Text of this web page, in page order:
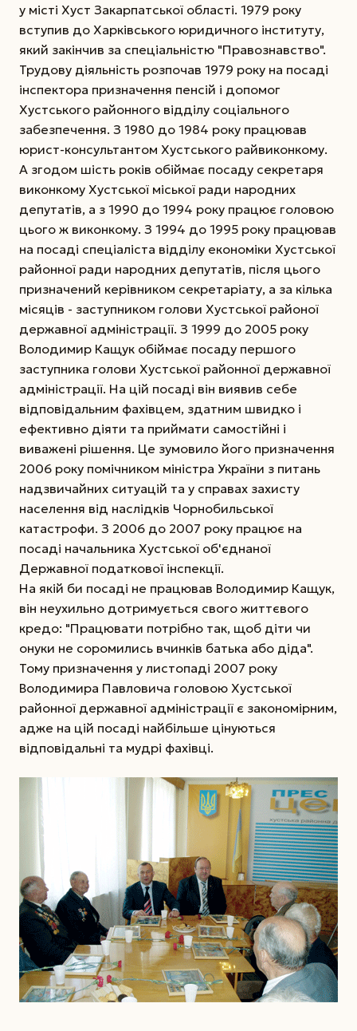
у місті Хуст Закарпатської області. 1979 року
вступив до Харківського юридичного інституту,
який закінчив за спеціальністю "Правознавство".
Трудову діяльність розпочав 1979 року на посаді
інспектора призначення пенсій і допомог
Хустського районного відділу соціального
забезпечення. З 1980 до 1984 року працював
юрист-консультантом Хустського райвиконкому.
А згодом шість років обіймає посаду секретаря
виконкому Хустської міської ради народних
депутатів, а з 1990 до 1994 року працює головою
цього ж виконкому. З 1994 до 1995 року працював
на посаді спеціаліста відділу економіки Хустської
районної ради народних депутатів, після цього
призначений керівником секретаріату, а за кілька
місяців - заступником голови Хустської районої
державної адміністрації. З 1999 до 2005 року
Володимир Кащук обіймає посаду першого
заступника голови Хустської районної державної
адміністрації. На цій посаді він виявив себе
відповідальним фахівцем, здатним швидко і
ефективно діяти та приймати самостійні і
виважені рішення. Це зумовило його призначення
2006 року помічником міністра України з питань
надзвичайних ситуацій та у справах захисту
населення від наслідків Чорнобильської
катастрофи. З 2006 до 2007 року працює на
посаді начальника Хустської об'єднаної
Державної податкової інспекції.
На якій би посаді не працював Володимир Кащук,
він неухильно дотримується свого життєвого
кредо: "Працювати потрібно так, щоб діти чи
онуки не соромились вчинків батька або діда".
Тому призначення у листопаді 2007 року
Володимира Павловича головою Хустської
районної державної адміністрації є закономірним,
адже на цій посаді найбільше цінуються
відповідальні та мудрі фахівці.